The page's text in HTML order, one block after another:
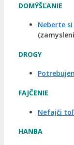
DOMÝŠĽANIE
Neberte
DROGY
FAJČENIE
Nefajči
HANBA